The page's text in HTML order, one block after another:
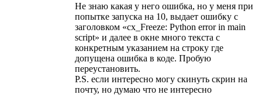
Не знаю какая у него ошибка, но у меня при
попытке запуска на 10, выдает ошибку с
заголовком «cx_Freeze: Python error in main
script» и далее в окне много текста с
конкретным указанием на строку где
допущена ошибка в коде. Пробую
переустановить.
P.S. если интересно могу скинуть скрин на
почту, но думаю что не интересно